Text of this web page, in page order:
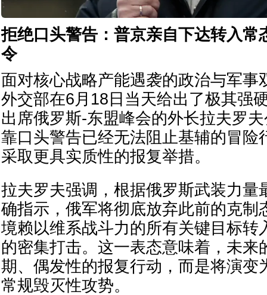
拒绝口头警告：普京亲自下达转入常
令
面对核心战略产能遇袭的政治与军事
外交部在6月18日当天给出了极其强
出席俄罗斯-东盟峰会的外长拉夫罗
靠口头警告已经无法阻止基辅的冒险
采取更具实质性的报复举措。
拉夫罗夫强调，根据俄罗斯武装力量
确指示，俄军将彻底放弃此前的克制
境赖以维系战斗力的所有关键目标转
的密集打击。这一表态意味着，未来
期、偶发性的报复行动，而是将演变
常规毁灭性攻势。